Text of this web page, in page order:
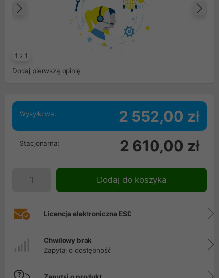
1 z 1
Poprzedni
Dodaj pierwszą opinię
Wysyłkowa: 2 552,00 zł
Stacjonarna: 2 610,00 zł
Dodaj do koszyka
Licencja elektroniczna ESD
Chwilowy brak
Zapytaj o dostępność